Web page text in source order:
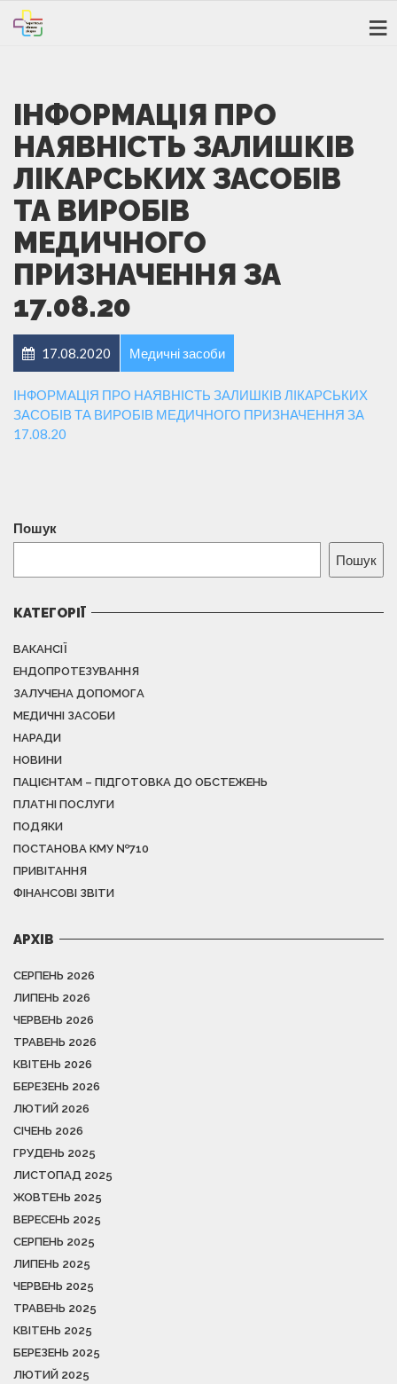
ІНФОРМАЦІЯ ПРО
НАЯВНІСТЬ ЗАЛИШКІВ
ЛІКАРСЬКИХ ЗАСОБІВ
ТА ВИРОБІВ
МЕДИЧНОГО
ПРИЗНАЧЕННЯ ЗА
17.08.20
17.08.2020 Медичні засоби
ІНФОРМАЦІЯ ПРО НАЯВНІСТЬ ЗАЛИШКІВ ЛІКАРСЬКИХ
ЗАСОБІВ ТА ВИРОБІВ МЕДИЧНОГО ПРИЗНАЧЕННЯ ЗА
17.08.20
Пошук
Пошук
КАТЕГОРІЇ
ВАКАНСІЇ
ЕНДОПРОТЕЗУВАННЯ
ЗАЛУЧЕНА ДОПОМОГА
МЕДИЧНІ ЗАСОБИ
НАРАДИ
НОВИНИ
ПАЦІЄНТАМ – ПІДГОТОВКА ДО ОБСТЕЖЕНЬ
ПЛАТНІ ПОСЛУГИ
ПОДЯКИ
ПОСТАНОВА КМУ №710
ПРИВІТАННЯ
ФІНАНСОВІ ЗВІТИ
АРХІВ
СЕРПЕНЬ 2026
ЛИПЕНЬ 2026
ЧЕРВЕНЬ 2026
ТРАВЕНЬ 2026
КВІТЕНЬ 2026
БЕРЕЗЕНЬ 2026
ЛЮТИЙ 2026
СІЧЕНЬ 2026
ГРУДЕНЬ 2025
ЛИСТОПАД 2025
ЖОВТЕНЬ 2025
ВЕРЕСЕНЬ 2025
СЕРПЕНЬ 2025
ЛИПЕНЬ 2025
ЧЕРВЕНЬ 2025
ТРАВЕНЬ 2025
КВІТЕНЬ 2025
БЕРЕЗЕНЬ 2025
ЛЮТИЙ 2025